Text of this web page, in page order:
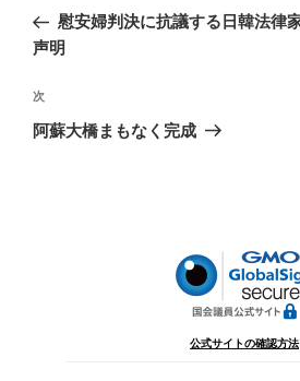
ナ
ゲ
ー
の
投
慰安婦判決に抗議する日韓法律
声明
次
の
次
阿蘇大橋まもなく完成
公式サイトの確認方法